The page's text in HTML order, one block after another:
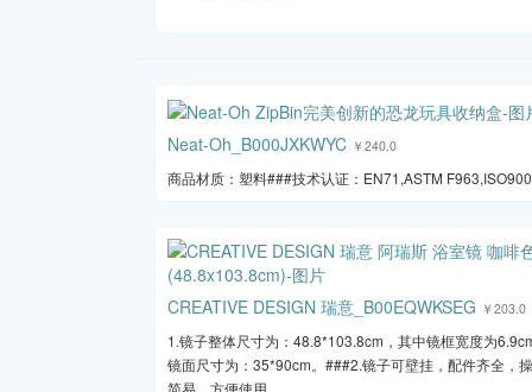
Neat-Oh_B000JXKWYC ￥240.0
商品材质：塑料###技术认证：EN71,ASTM
CREATIVE DESIGN 瑞意_B00EQWKSEG ￥203.0
1.镜子整体尺寸为：48.8*103.8cm，其中镜框宽度为
镜面尺寸为：35*90cm。###2.镜子可壁挂，配件齐全，
简易，方便使用。